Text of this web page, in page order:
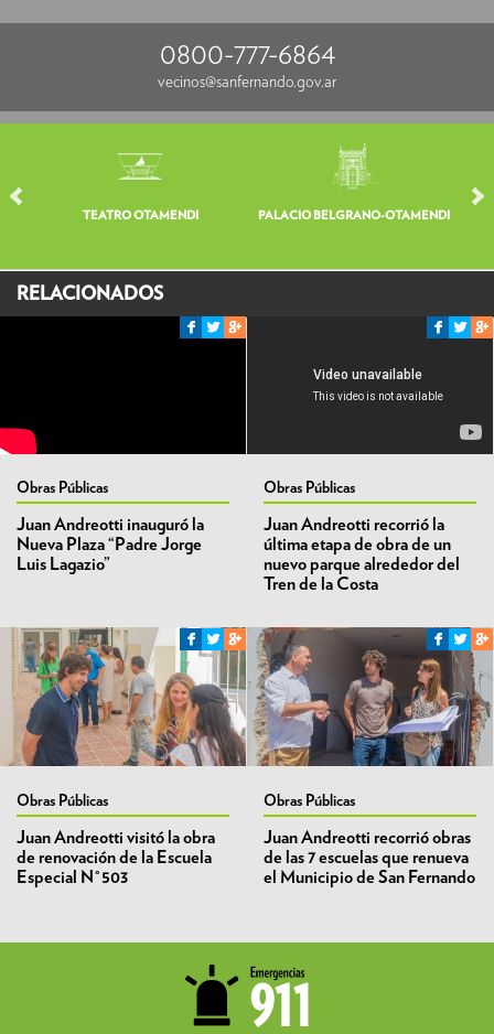
0800-777-6864
vecinos@sanfernando.gov.ar
TEATRO OTAMENDI PALACIO BELGRANO-OTAMENDI
RELACIONADOS
Obras Públicas
Juan Andreotti inauguró la
Nueva Plaza “Padre Jorge
Luis Lagazio”
Obras Públicas
Juan Andreotti recorrió la
última etapa de obra de un
nuevo parque alrededor del
Tren de la Costa
Obras Públicas
Juan Andreotti visitó la obra
de renovación de la Escuela
Especial N°503
Obras Públicas
Juan Andreotti recorrió obras
de las 7 escuelas que renueva
el Municipio de San Fernando